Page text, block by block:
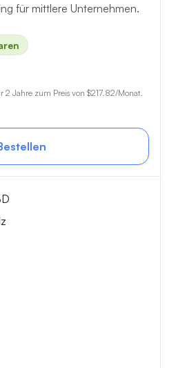
für mittlere Unternehmen.
2 Jahre zum Preis von $217.82/Monat.